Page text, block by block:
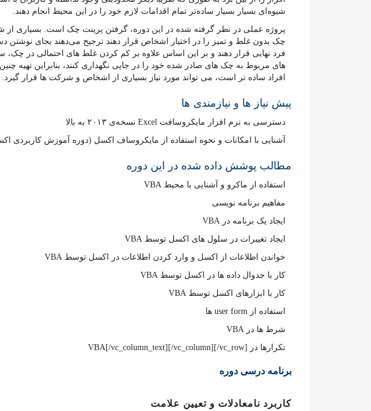
شیوه‌ای بسیار بسیار ساده‌تر تمام اقدامات لازم خود را در این محیط انجام دهند.
پروژه عملی در نظر گرفته شده در این دوره، گرفتن پرینت چک است. بسیاری از
چک بدون غلط و تمیز را در اختیار اشخاص قرار دهند ترجیح می‌دهند بجای نوشتن
فرد نهایی قرار دهند و بر این اساس علاوه بر کم کردن غلط های احتمالی در چک،
های مربوط به چک های صادر شده خود را در جایی نگهداری کنند، بنابراین تهیه
افراد ساده تر است، می تواند مورد نیاز بسیاری از اشخاص و شرکت ها قرار گیرد.
پیش نیاز ها و نیازمندی ها
دسترسی به نرم افزار مایکروسافت Excel نسخه‌ی ۲۰۱۳ به بالا
آشنایی با امکانات و نحوه استفاده از مایکروساف اکسل (دوره آموزش کاربردی
مطالب پوشش داده شده در این دوره
استفاده از ماکرو و آشنایی با محیط VBA
مفاهیم برنامه نویسی
ایجاد یک برنامه در VBA
ایجاد تغییرات در سلول های اکسل توسط VBA
خواندن اطلاعات از اکسل و وارد کردن اطلاعات در اکسل توسط VBA
کار با جدوال داده ها در اکسل توسط VBA
کار با ابزارهای اکسل توسط VBA
استفاده از user form ها
شرط ها در VBA
تکرارها در VBA[/vc_column_text][/vc_column][/vc_row]
برنامه درسی دوره
کاربرد نامعادلات و تعیین علامت